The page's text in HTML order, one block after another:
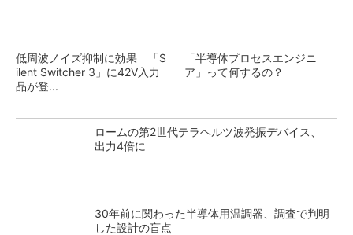
低周波ノイズ抑制に効果 「S
ilent Switcher 3」に42V入力
品が登...
「半導体プロセスエンジニ
ア」って何するの？
ロームの第2世代テラヘルツ波発振デバイス、
出力4倍に
30年前に関わった半導体用温調器、調査で判明
した設計の盲点